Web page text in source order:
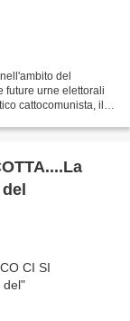
del
future urne elettorali
cattocomunista, il